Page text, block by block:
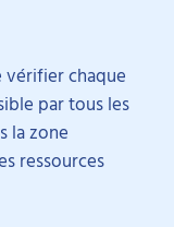
vérifier chaque
par tous les
la zone
ressources